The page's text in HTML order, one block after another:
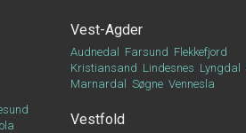
Vest-Agder
Audnedal Farsund Flekkefjord
Kristiansand Lindesnes Lyngdal
Marnardal
Søgne Vennesla
Vestfold